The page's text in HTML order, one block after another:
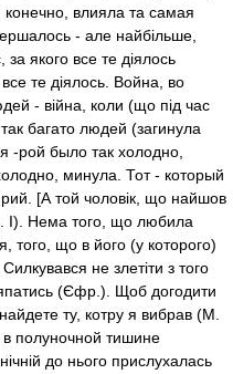
влияла та самая
- але найбільше,
якого все те діялось
те діялось. Война, во
- війна, коли (що під час
багато людей (загинула
-рой было так холодно,
минула. Тот - который
[А той чоловік, що найшов
I). Нема того, що любила
того, що в його (у которого)
не злетіти з того
(Єфр.). Щоб догодити
ту, котру я вибрав (М.
полуночной тишине
до нього прислухалась